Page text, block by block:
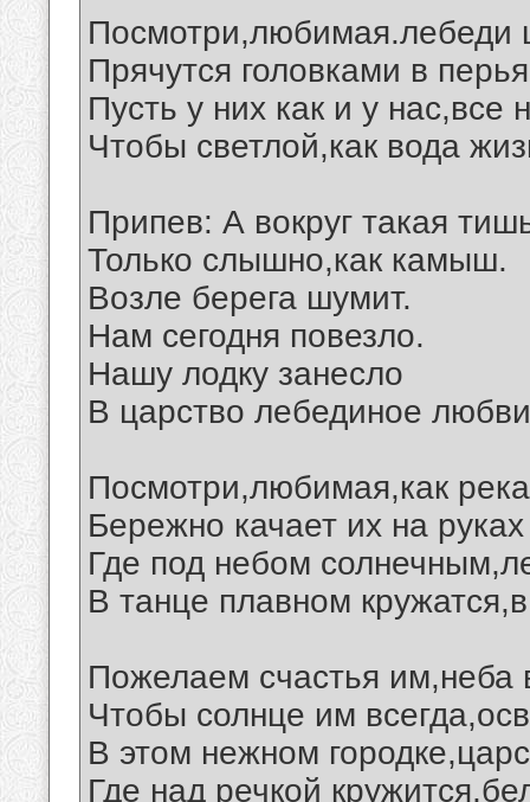
Посмотри,любимая.лебеди
Прячутся головками в
Пусть у них как и у нас,все
Чтобы светлой,как вода
Припев: А вокруг такая
Только слышно,как камыш.
Возле берега шумит.
Нам сегодня повезло.
Нашу лодку занесло
В царство лебединое
Посмотри,любимая,как
Бережно качает их на
Где под небом
В танце плавном
Пожелаем счастья им,неба
Чтобы солнце им
В этом нежном
Где над речкой